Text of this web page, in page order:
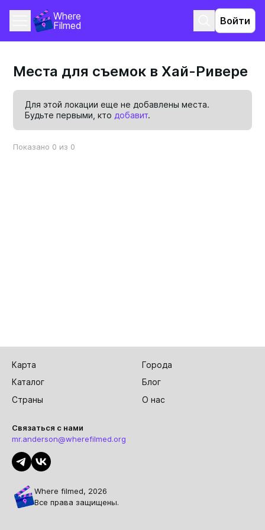
Where
Filmed
Войти
Места для съемок в Хай-Ривере
Для этой локации еще не добавлены места.
Будьте первыми, кто добавит.
Показано 0 из 0
Карта
Города
Каталог
Блог
Страны
О нас
Связаться с нами
mr.anderson@wherefilmed.org
Where filmed, 2026
Все права защищены.